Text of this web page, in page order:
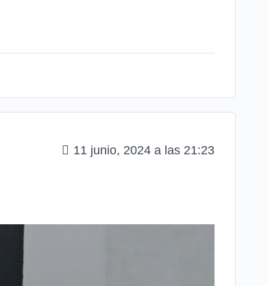
11 junio, 2024 a las 21:23